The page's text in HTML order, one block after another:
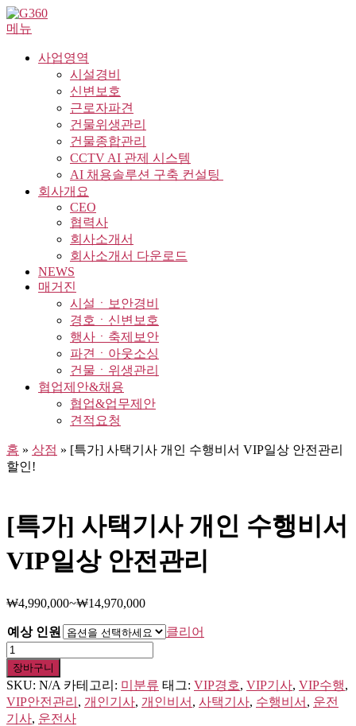
내
용
메뉴
사업영역
시설경비
신변보호
근로자파견
건물위생관리
건물종합관리
CCTV AI 관제 시스템
AI 채용솔루션 구축 컨설팅 ​
회사개요
CEO
협력사
회사소개서
회사소개서 다운로드
NEWS
매거진
시설ㆍ보안경비
경호ㆍ신변보호
행사ㆍ축제보안
파견ㆍ아웃소싱
건물ㆍ위생관리
협업제안&채용
협업&업무제안
견적요청
홈 » 상점 » [특가] 사택기사 개인 수행비서 VIP일상 안전관리
할인!
[특가] 사택기사 개인 수행비서
VIP일상 안전관리
₩4,990,000~₩14,970,000
예상 인원
클리어
[특
가]
사
택
기
장바구니
SKU: N/A 카테고리: 미분류 태그: VIP경호, VIP기사, VIP수행,
VIP안전관리 , 개인기사, 개인비서 , 사택기사, 수행비서 , 운전
기사, 운전사